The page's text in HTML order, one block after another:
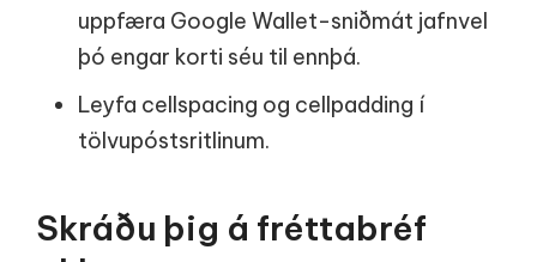
uppfæra Google Wallet-sniðmát jafnvel
þó engar korti séu til ennþá.
Leyfa cellspacing og cellpadding í
tölvupóstsritlinum.
Skráðu þig á fréttabréf